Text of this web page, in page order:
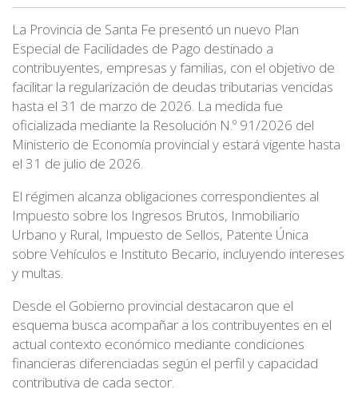
La Provincia de Santa Fe presentó un nuevo Plan
Especial de Facilidades de Pago destinado a
contribuyentes, empresas y familias, con el objetivo de
facilitar la regularización de deudas tributarias vencidas
hasta el 31 de marzo de 2026. La medida fue
oficializada mediante la Resolución N.º 91/2026 del
Ministerio de Economía provincial y estará vigente hasta
el 31 de julio de 2026.
El régimen alcanza obligaciones correspondientes al
Impuesto sobre los Ingresos Brutos, Inmobiliario
Urbano y Rural, Impuesto de Sellos, Patente Única
sobre Vehículos e Instituto Becario, incluyendo intereses
y multas.
Desde el Gobierno provincial destacaron que el
esquema busca acompañar a los contribuyentes en el
actual contexto económico mediante condiciones
financieras diferenciadas según el perfil y capacidad
contributiva de cada sector.